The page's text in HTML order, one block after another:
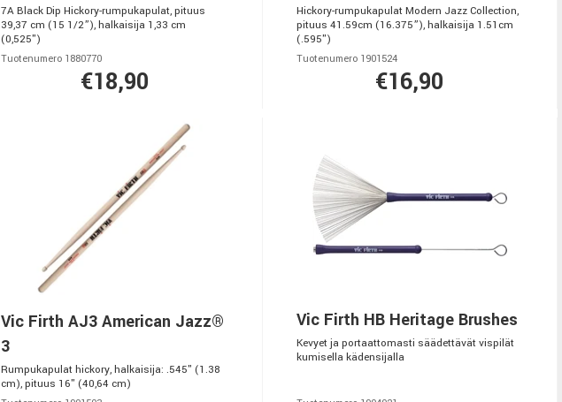
7A Black Dip Hickory-rumpukapulat, pituus
39,37 cm (15 1/2”), halkaisija 1,33 cm
(0,525")
Tuotenumero 1880770
€18,90
Hickory-rumpukapulat Modern Jazz Collection,
pituus 41.59cm (16.375”), halkaisija 1.51cm
(.595")
Tuotenumero 1901524
€16,90
Vic Firth AJ3 American Jazz®
3
Rumpukapulat hickory, halkaisija: .545" (1.38
cm), pituus 16" (40,64 cm)
Vic Firth HB Heritage Brushes
Kevyet ja portaattomasti säädettävät vispilät
kumisella kädensijalla